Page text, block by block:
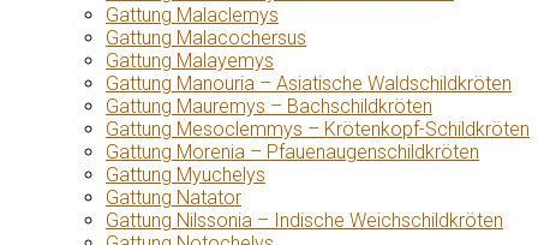
Gattung Malaclemys
Gattung Malacochersus
Gattung Malayemys
Gattung Manouria – Asiatische Waldschildkröten
Gattung Mauremys – Bachschildkröten
Gattung Mesoclemmys – Krötenkopf-Schildkröten
Gattung Morenia – Pfauenaugenschildkröten
Gattung Myuchelys
Gattung Natator
Gattung Nilssonia – Indische Weichschildkröten